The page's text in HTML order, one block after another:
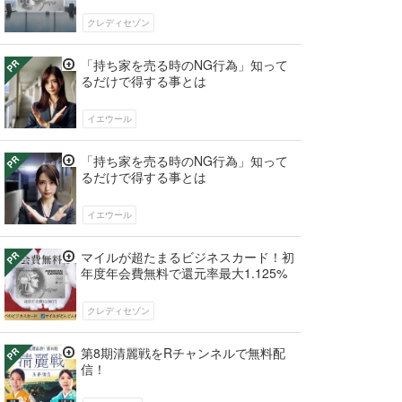
クレディセゾン
「持ち家を売る時のNG行為」知って
るだけで得する事とは
イエウール
「持ち家を売る時のNG行為」知って
るだけで得する事とは
イエウール
マイルが超たまるビジネスカード！初
年度年会費無料で還元率最大1.125%
クレディセゾン
第8期清麗戦をRチャンネルで無料配
信！